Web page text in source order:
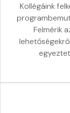
Kollégáink
Felmérik